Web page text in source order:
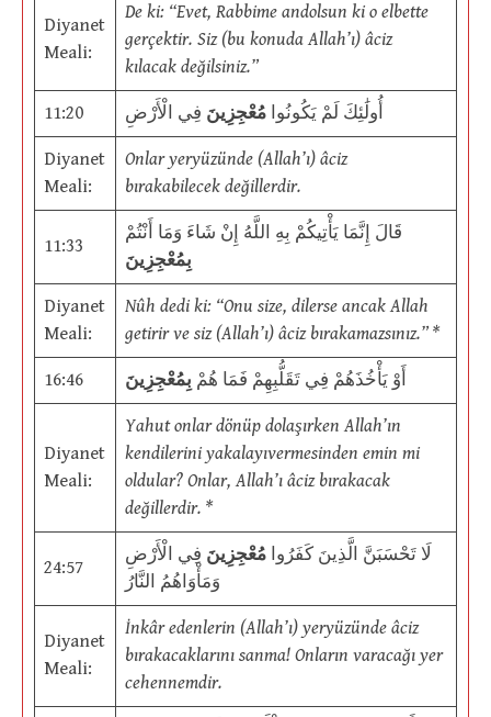
Diyanet
Meali:
De ki: “Evet, Rabbime andolsun ki o elbette
gerçektir. Siz (bu konuda Allah’ı) âciz
kılacak değilsiniz.”
11:20 أُولَٰئِكَ لَمْ يَكُونُوا مُعْجِزِينَ فِي الْأَرْضِ
Diyanet
Meali:
Onlar yeryüzünde (Allah’ı) âciz
bırakabilecek değillerdir.
11:33
قَالَ إِنَّمَا يَأْتِيكُمْ بِهِ اللَّهُ إِنْ شَاءَ وَمَا أَنْتُمْ
بِمُعْجِزِينَ
Diyanet
Meali:
Nûh dedi ki: “Onu size, dilerse ancak Allah
getirir ve siz (Allah’ı) âciz bırakamazsınız.” *
16:46 أَوْ يَأْخُذَهُمْ فِي تَقَلُّبِهِمْ فَمَا هُمْ بِمُعْجِزِينَ
Diyanet
Meali:
Yahut onlar dönüp dolaşırken Allah’ın
kendilerini yakalayıvermesinden emin mi
oldular? Onlar, Allah’ı âciz bırakacak
değillerdir. *
24:57
لَا تَحْسَبَنَّ الَّذِينَ كَفَرُوا مُعْجِزِينَ فِي الْأَرْضِ
وَمَأْوَاهُمُ النَّارُ
Diyanet
Meali:
İnkâr edenlerin (Allah’ı) yeryüzünde âciz
bırakacaklarını sanma! Onların varacağı yer
cehennemdir.